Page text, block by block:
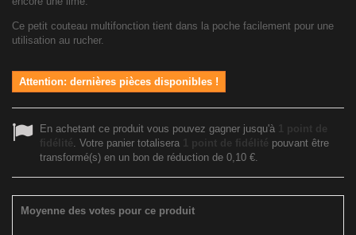
Ce petit couteau multifonction tient dans la poche facilement pour une
utilisation au rucher.
Attention: dernières pièces disponibles !
En achetant ce produit vous pouvez gagner jusqu'à 1 point de
fidélité. Votre panier totalisera 1 point de fidélité pouvant être
transformé(s) en un bon de réduction de 0,10 €.
Moyenne des votes pour ce produit